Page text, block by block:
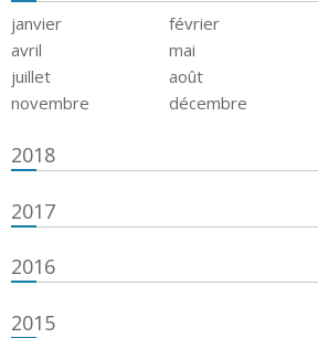
janvier février
avril
mai
juillet
août
novembre
décembre
2018
2017
2016
2015